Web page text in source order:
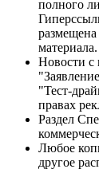
полного
размещена
материала.
Новости
"Тест-
правах
Раздел
Любое
другое